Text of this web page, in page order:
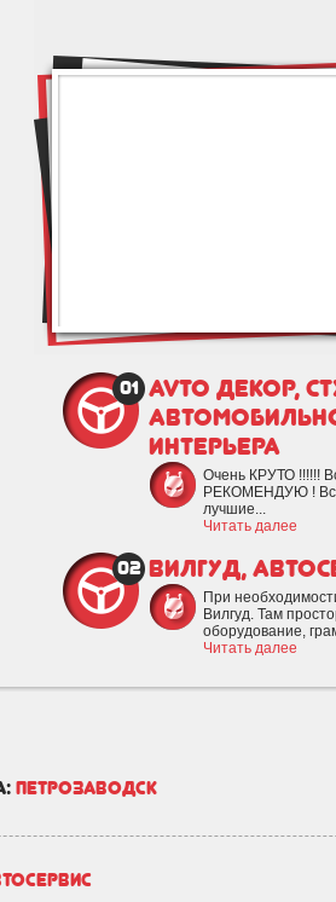
01 Avto Декор,
интерьера
Очень КРУТО !!!!!!
РЕКОМЕНДУЮ !
лучшие...
Читать далее
02 ВилГУД,
При
Вилгуд. Там
оборудование,
Читать далее
Петрозаводск